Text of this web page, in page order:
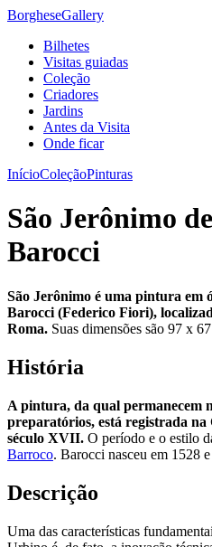
BorgheseGallery
Bilhetes
Visitas guiadas
Coleção
Criadores
Jardins
Antes da Visita
Onde ficar
InícioColeçãoPinturas
São Jerônimo
Barocci
São Jerônimo é uma pintura em
Barocci (Federico Fiori),
Roma. Suas dimensões são 97 x
História
A pintura, da qual permanecem
preparatórios, está registrada
século XVII. O período e o estilo
Barroco. Barocci nasceu em 1528
Descrição
Uma das características